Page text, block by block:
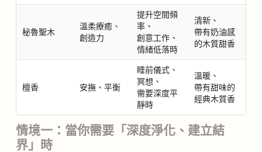
秘魯聖木
溫柔療癒、
創造力
提升空間頻
率、
創意工作、
情緒低落時
清新、
帶有奶油感
的木質甜香
檀香 安撫、平衡
睡前儀式、
冥想、
需要深度平
靜時
溫暖、
帶有甜味的
經典木質香
情境一：當你需要「深度淨化、建立結
界」時